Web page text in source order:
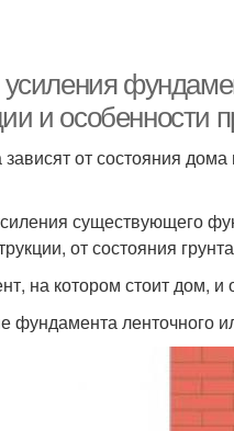
усиления
и особенности
от состояния
существующего
от состояния
на котором стоит дом, и
фундамента ленточного